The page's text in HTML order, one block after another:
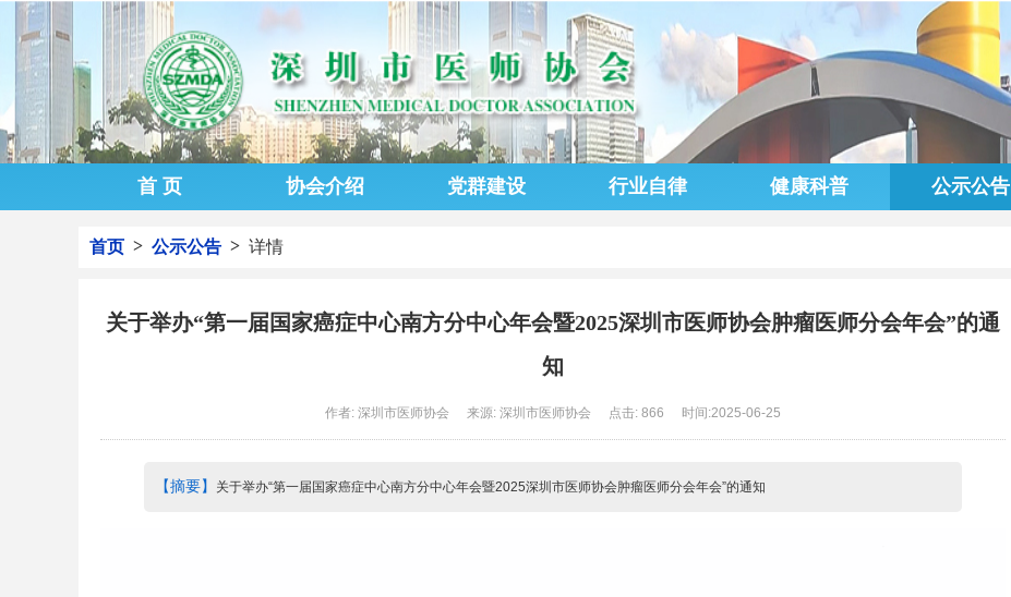
首 页 协会介绍 党群建设 行业自律 健康科普 公示公告
首页 > 公示公告 > 详情
关于举办“第一届国家癌症中心南方分中心年会暨2025深圳市医师协会肿瘤医师分会年会”的通
知
作者: 深圳市医师协会 来源: 深圳市医师协会 点击: 866 时间:2025-06-25
【摘要】 关于举办“第一届国家癌症中心南方分中心年会暨2025深圳市医师协会肿瘤医师分会年会”的通知